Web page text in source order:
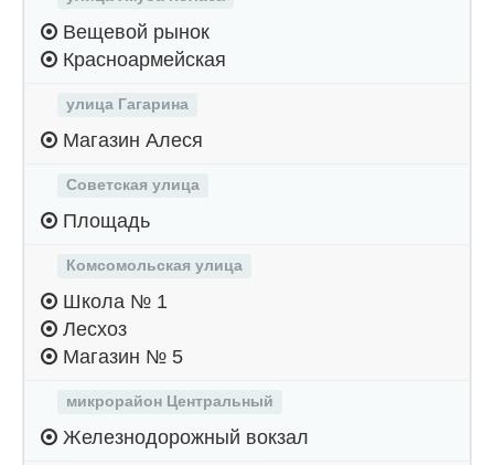
Вещевой рынок
Красноармейская
улица Гагарина
Магазин Алеся
Советская улица
Площадь
Комсомольская улица
Школа № 1
Лесхоз
Магазин № 5
микрорайон Центральный
Железнодорожный вокзал